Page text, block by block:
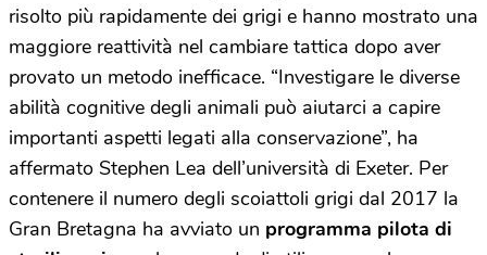
risolto più rapidamente dei grigi e hanno mostrato una
maggiore reattività nel cambiare tattica dopo aver
provato un metodo inefficace. “Investigare le diverse
abilità cognitive degli animali può aiutarci a capire
importanti aspetti legati alla conservazione”, ha
affermato Stephen Lea dell’università di Exeter. Per
contenere il numero degli scoiattoli grigi dal 2017 la
Gran Bretagna ha avviato un programma pilota di